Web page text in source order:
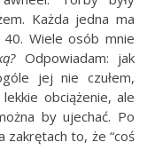
Każda jedna ma
Wiele osób mnie
Odpowiadam: jak
jej nie czułem,
obciążenie, ale
by ujechać. Po
zakrętach to, że “coś